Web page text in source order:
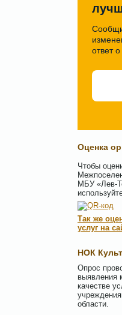
ответ
Оценка
Чтобы
МБУ «Лев-
Так же
услуг на
НОК
Опрос
выявления
качестве
области.